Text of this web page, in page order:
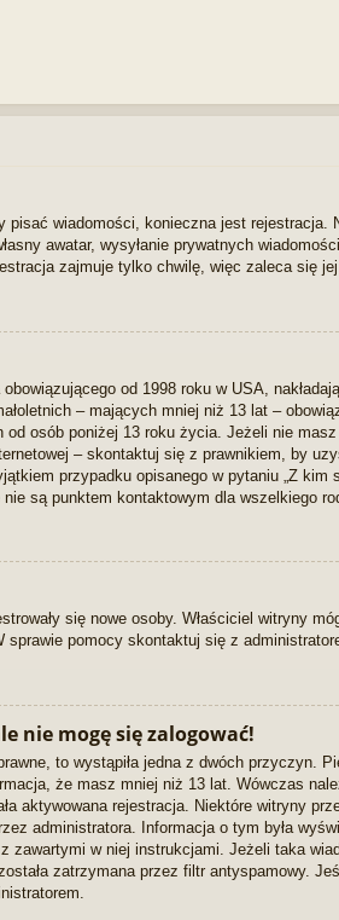
wiadomości, konieczna jest rejestracja.
awatar, wysyłanie prywatnych
zajmuje tylko chwilę, więc zaleca się
od 1998 roku w USA,
– mających mniej niż 13 lat –
osób poniżej 13 roku życia. Jeżeli nie
– skontaktuj się z prawnikiem, by
przypadku opisanego w pytaniu „Z kim
są punktem kontaktowym dla wszelkiego
się nowe osoby. Właściciel witryny
sprawie pomocy skontaktuj się z
nie mogę się zalogować!
to wystąpiła jedna z dwóch przyczyn.
że masz mniej niż 13 lat. Wówczas
aktywowana rejestracja. Niektóre witryny
administratora. Informacja o tym była
zawartymi w niej instrukcjami. Jeżeli taka
zatrzymana przez filtr antyspamowy.